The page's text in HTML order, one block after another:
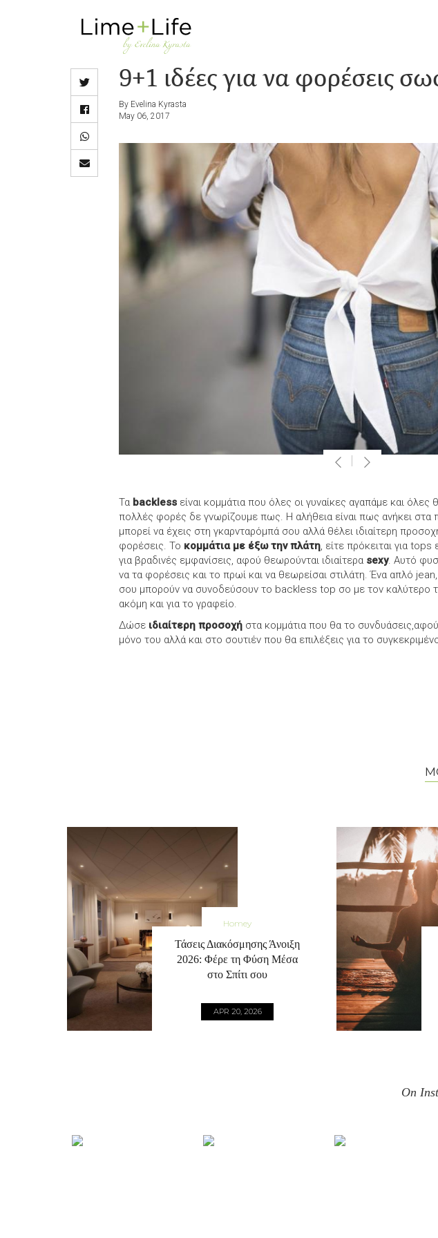
9+1 ιδέες για να φορέσεις
By Evelina Kyrasta
May 06, 2017
Τα backless είναι κομμάτια που όλες οι γυναίκες αγαπάμε και
πολλές φορές δε γνωρίζουμε πως. Η αλήθεια είναι πως ανήκει στα
μπορεί να έχεις στη γκαρνταρόμπά σου αλλά θέλει ιδιαίτερη
φορέσεις. Το κομμάτια με έξω την πλάτη, είτε πρόκειται για tops
για βραδινές εμφανίσεις, αφού θεωρούνται ιδιαίτερα sexy. Αυτό
να τα φορέσεις και το πρωί και να θεωρείσαι στιλάτη. Ένα απλό
σου μπορούν να συνοδεύσουν το backless top σο με τον καλύτερο
ακόμη και για το γραφείο.
Δώσε ιδιαίτερη προσοχή στα κομμάτια που θα το
μόνο του αλλά και στο σουτιέν που θα επιλέξεις για το
Homey
Τάσεις Διακόσμησης Άνοιξη
2026: Φέρε τη Φύση Μέσα
στο Σπίτι σου
APR 20, 2026
On